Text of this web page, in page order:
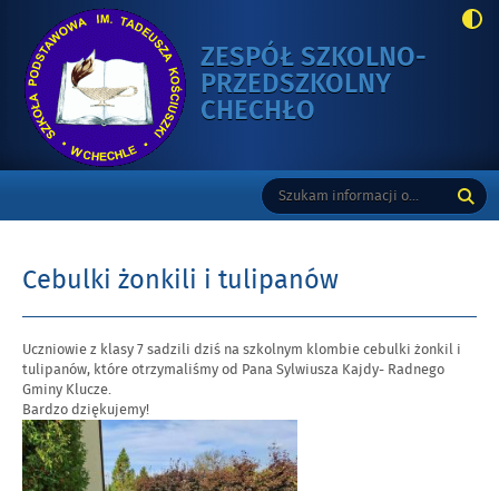
ZESPÓŁ SZKOLNO-
PRZEDSZKOLNY
CHECHŁO
ŻONKILI
I
TULIPANÓW
Wyszukiwarka
Tutaj
wpisz
szukaną
Cebulki żonkili i tulipanów
Opublikowano
w
dniu
Uczniowie z klasy 7 sadzili dziś na szkolnym klombie cebulki żonkil i
tulipanów, które otrzymaliśmy od Pana Sylwiusza Kajdy- Radnego
Gminy Klucze.
Bardzo dziękujemy!